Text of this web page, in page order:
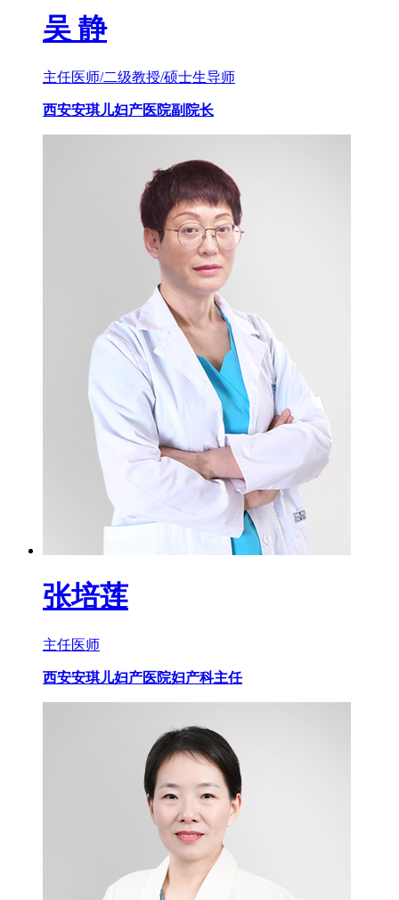
吴 静
主任医师/二级教授/硕士生导师
西安安琪儿妇产医院副院长
张培莲
主任医师
西安安琪儿妇产医院妇产科主任